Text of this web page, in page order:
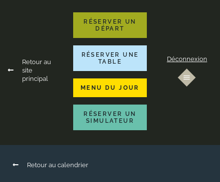
Retour au
site
principal
RÉSERVER UN
DÉPART
RÉSERVER UNE
TABLE
MENU DU JOUR
RÉSERVER UN
SIMULATEUR
Déconnexion
Retour au calendrier